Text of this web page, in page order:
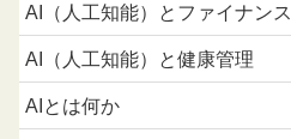
AI（人工知能）とファイナンス
AI（人工知能）と健康管理
AIとは何か